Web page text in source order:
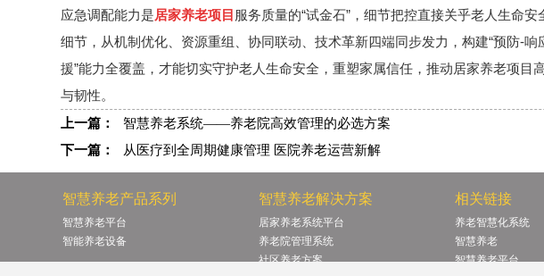
应急调配能力是居家养老项目 服务质量的“试金石”，细节把控直接关乎老人生命
细节，从机制优化、资源重组、协同联动、技术革新四端同步发力，构建“预防-响
援”能力全覆盖，才能切实守护老人生命安全，重塑家属信任，推动居家养老项目
与韧性。
上一篇：
智慧养老系统——养老院高效管理的必选方案
下一篇：
从医疗到全周期健康管理 医院养老运营新解
智慧养老产品系列
智慧养老平台
智能养老设备
智慧养老解决方案
居家养老系统平台
养老院管理系统
社区养老方案
相关链接
养老智慧化系统
智慧养老
智慧养老平台